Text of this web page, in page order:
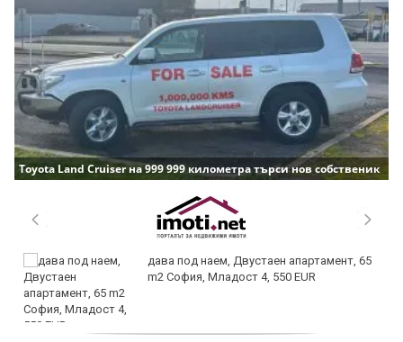
Toyota Land Cruiser на 999 999 километра търси нов собственик
дава под наем, Двустаен апартамент, 65
m2 София, Младост 4, 550 EUR